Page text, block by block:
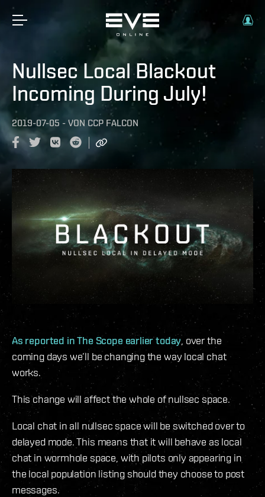
Nullsec Local Blackout
Incoming During July!
2019-07-05 - VON CCP FALCON
As reported in The Scope earlier today, over the
coming days we’ll be changing the way local chat
works.
This change will affect the whole of nullsec space.
Local chat in all nullsec space will be switched over to
delayed mode. This means that it will behave as local
chat in wormhole space, with pilots only appearing in
the local population listing should they choose to post
messages.